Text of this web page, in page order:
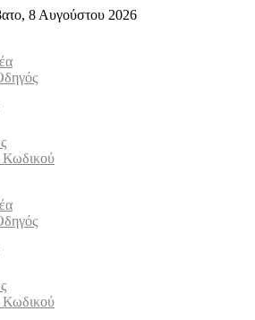
8 Αυγούστου 2026